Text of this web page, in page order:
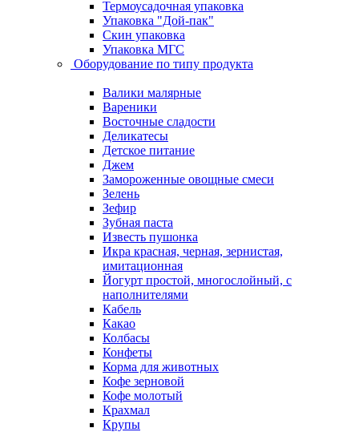
Термоусадочная упаковка
Упаковка "Дой-пак"
Скин упаковка
Упаковка МГС
Оборудование по типу продукта
Валики малярные
Вареники
Восточные сладости
Деликатесы
Детское питание
Джем
Замороженные овощные смеси
Зелень
Зефир
Зубная паста
Известь пушонка
Икра красная, черная, зернистая,
имитационная
Йогурт простой, многослойный, с
наполнителями
Кабель
Какао
Колбасы
Конфеты
Корма для животных
Кофе зерновой
Кофе молотый
Крахмал
Крупы